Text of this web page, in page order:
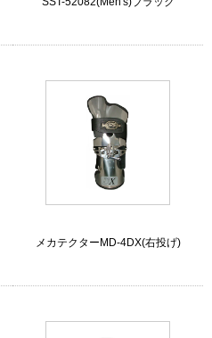
メカテクターMD-4DX(右投げ)